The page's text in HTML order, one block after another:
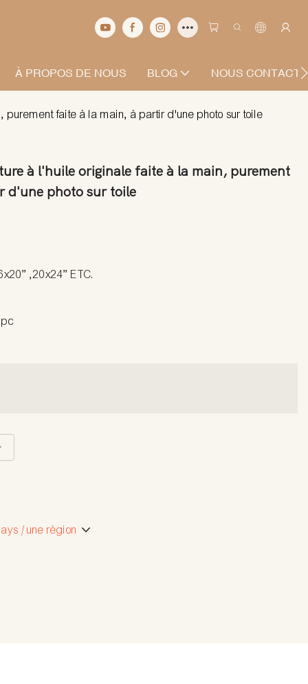
À PROPOS DE NOUS BLOG NOUS
faite à la main, à partir d'une photo sur toile
à l'huile originale faite à la main, purement
d'une photo sur toile
,20x24” ETC.
/ une région